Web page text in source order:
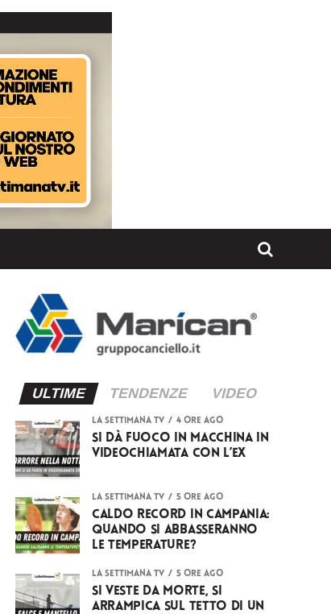
ULTIME TENDENZE VIDEO
LA SETTIMANA TV 4 ore ago
Si dà fuoco in macchina in
videochiamata con l’ex
LA SETTIMANA TV 5 ore ago
Caldo record in Campania:
quando si abbasseranno
le temperature?
LA SETTIMANA TV 5 ore ago
Si veste da Morte, si
arrampica sul tetto di un